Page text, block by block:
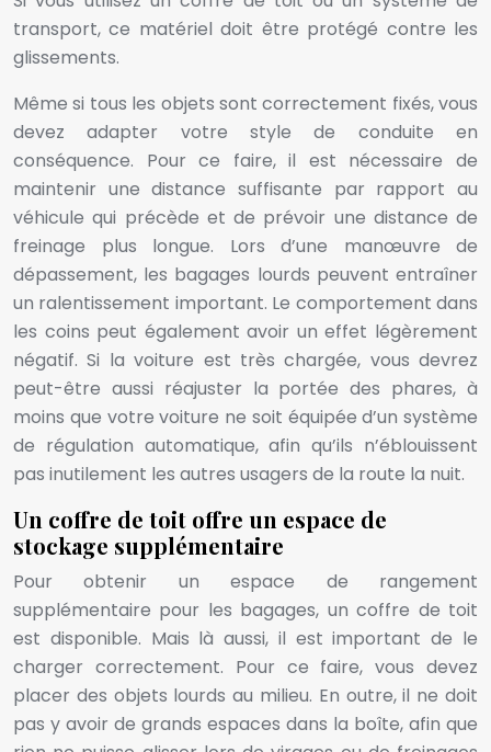
transport, ce matériel doit être protégé contre les
glissements.
Même si tous les objets sont correctement fixés, vous
devez adapter votre style de conduite en
conséquence. Pour ce faire, il est nécessaire de
maintenir une distance suffisante par rapport au
véhicule qui précède et de prévoir une distance de
freinage plus longue. Lors d’une manœuvre de
dépassement, les bagages lourds peuvent entraîner
un ralentissement important. Le comportement dans
les coins peut également avoir un effet légèrement
négatif. Si la voiture est très chargée, vous devrez
peut-être aussi réajuster la portée des phares, à
moins que votre voiture ne soit équipée d’un système
de régulation automatique, afin qu’ils n’éblouissent
pas inutilement les autres usagers de la route la nuit.
Un coffre de toit offre un espace de
stockage supplémentaire
Pour obtenir un espace de rangement
supplémentaire pour les bagages, un coffre de toit
est disponible. Mais là aussi, il est important de le
charger correctement. Pour ce faire, vous devez
placer des objets lourds au milieu. En outre, il ne doit
pas y avoir de grands espaces dans la boîte, afin que